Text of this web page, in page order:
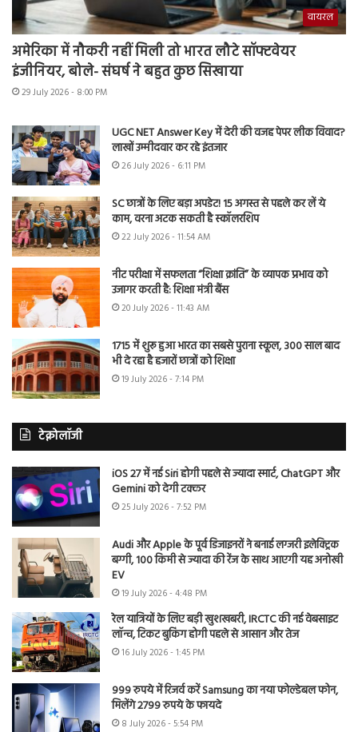
वायरल
अमेरिका में नौकरी नहीं मिली तो भारत लौटे सॉफ्टवेयर
इंजीनियर, बोले- संघर्ष ने बहुत कुछ सिखाया
29 July 2026 - 8:00 PM
UGC NET Answer Key में देरी की वजह पेपर लीक विवाद?
लाखों उम्मीदवार कर रहे इंतजार
26 July 2026 - 6:11 PM
SC छात्रों के लिए बड़ा अपडेट! 15 अगस्त से पहले कर लें ये
काम, वरना अटक सकती है स्कॉलरशिप
22 July 2026 - 11:54 AM
नीट परीक्षा में सफलता “शिक्षा क्रांति” के व्यापक प्रभाव को
उजागर करती है: शिक्षा मंत्री बैंस
20 July 2026 - 11:43 AM
1715 में शुरू हुआ भारत का सबसे पुराना स्कूल, 300 साल बाद
भी दे रहा है हजारों छात्रों को शिक्षा
19 July 2026 - 7:14 PM
टेक्नोलॉजी
iOS 27 में नई Siri होगी पहले से ज्यादा स्मार्ट, ChatGPT और
Gemini को देगी टक्कर
25 July 2026 - 7:52 PM
Audi और Apple के पूर्व डिजाइनरों ने बनाई लग्जरी इलेक्ट्रिक
बग्गी, 100 किमी से ज्यादा की रेंज के साथ आएगी यह अनोखी
EV
19 July 2026 - 4:48 PM
रेल यात्रियों के लिए बड़ी खुशखबरी, IRCTC की नई वेबसाइट
लॉन्च, टिकट बुकिंग होगी पहले से आसान और तेज
16 July 2026 - 1:45 PM
999 रुपये में रिजर्व करें Samsung का नया फोल्डेबल फोन,
मिलेंगे 2799 रुपये के फायदे
8 July 2026 - 5:54 PM